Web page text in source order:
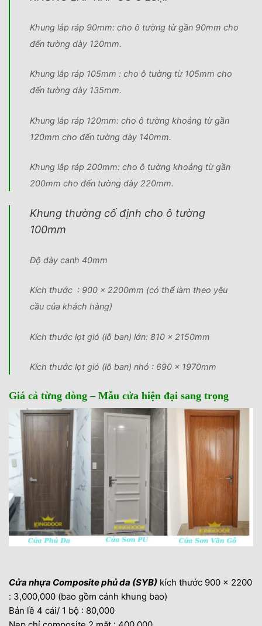
Khung lắp ráp 90mm: cho ô tường từ gần 90mm cho
đến tường dày 120mm.
Khung lắp ráp 105mm : cho ô tường từ 105mm cho
đến tường dày 135mm.
Khung lắp ráp 120mm: cho ô tường khoảng từ gần
120mm cho đến tường dày 140mm.
Khung lắp ráp 200mm: cho ô tường khoảng từ gần
200mm cho đến tường dày 220mm.
Khung thường cố định cho ô tường
100mm
Độ dày canh 40mm
Kích thước : 900 x 2200mm (có thể làm theo yêu
cầu của khách hàng)
Kích thước lọt gió (lỗ ban) lớn: 810 x 2150mm
Kích thước lọt gió (lỗ ban) nhỏ : 690 x 1970mm
Giá cả từng dòng – Mẫu cửa hiện đại sang trọng
Cửa nhựa Composite phủ da (SYB) kích thước 900 x 2200
: 3,000,000 (bao gồm cánh khung bao)
Bản lề 4 cái/ 1 bộ : 80,000